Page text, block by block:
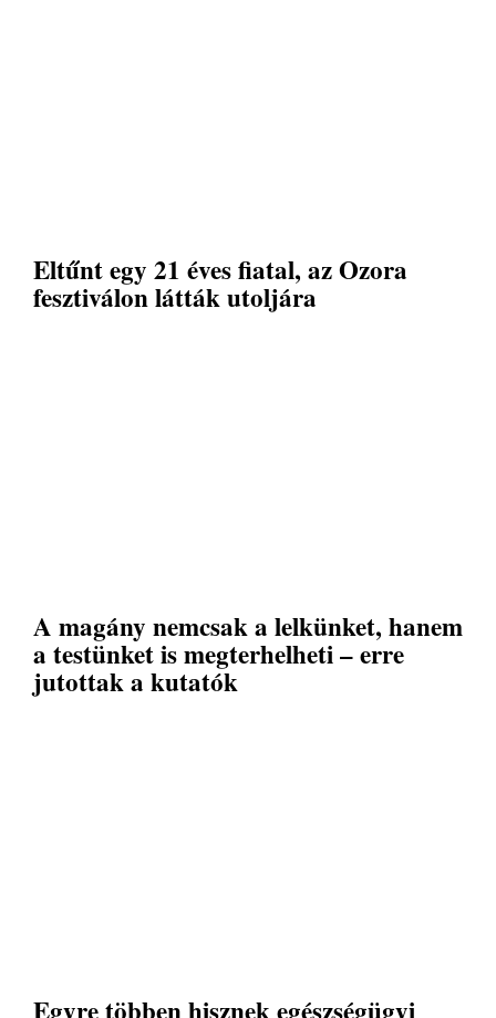
Eltűnt egy 21 éves fiatal, az Ozora
fesztiválon látták utoljára
A magány nemcsak a lelkünket, hanem
a testünket is megterhelheti – erre
jutottak a kutatók
Egyre többen hisznek egészségügyi